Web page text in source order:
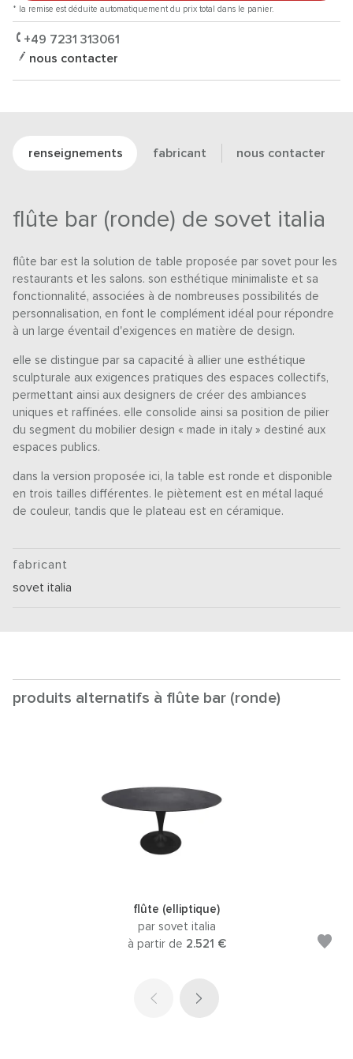
* la remise est déduite automatiquement du prix total dans le panier.
+49 7231 313061
nous contacter
renseignements fabricant nous contacter
flûte bar (ronde) de sovet italia
flûte bar est la solution de table proposée par sovet pour les
restaurants et les salons. son esthétique minimaliste et sa
fonctionnalité, associées à de nombreuses possibilités de
personnalisation, en font le complément idéal pour répondre
à un large éventail d'exigences en matière de design.
elle se distingue par sa capacité à allier une esthétique
sculpturale aux exigences pratiques des espaces collectifs,
permettant ainsi aux designers de créer des ambiances
uniques et raffinées. elle consolide ainsi sa position de pilier
du segment du mobilier design « made in italy » destiné aux
espaces publics.
dans la version proposée ici, la table est ronde et disponible
en trois tailles différentes. le piètement est en métal laqué
de couleur, tandis que le plateau est en céramique.
fabricant
sovet italia
produits alternatifs à flûte bar (ronde)
flûte (elliptique)
par sovet italia
à partir de 2.521 €